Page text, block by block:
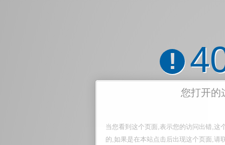
!
您打开的
当您看到这个页面,表示您的访问出错,这
的,如果是在本站点击后出现这个页面,请